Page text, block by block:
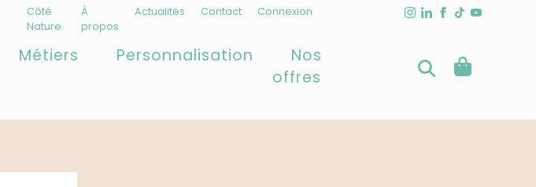
Côté
Nature
À
propos
Actualités Contact Connexion
Métiers Personnalisation
Nos
offres